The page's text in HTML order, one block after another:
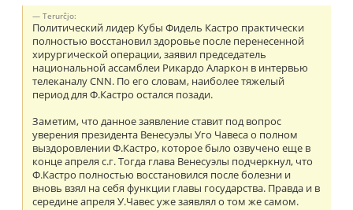
Terurĉjo:
Политический лидер Кубы Фидель Кастро практически
полностью восстановил здоровье после перенесенной
хирургической операции, заявил председатель
национальной ассамблеи Рикардо Аларкон в интервью
телеканалу CNN. По его словам, наиболее тяжелый
период для Ф.Кастро остался позади.
Заметим, что данное заявление ставит под вопрос
уверения президента Венесуэлы Уго Чавеса о полном
выздоровлении Ф.Кастро, которое было озвучено еще в
конце апреля с.г. Тогда глава Венесуэлы подчеркнул, что
Ф.Кастро полностью восстановился после болезни и
вновь взял на себя функции главы государства. Правда и в
середине апреля У.Чавес уже заявлял о том же самом.